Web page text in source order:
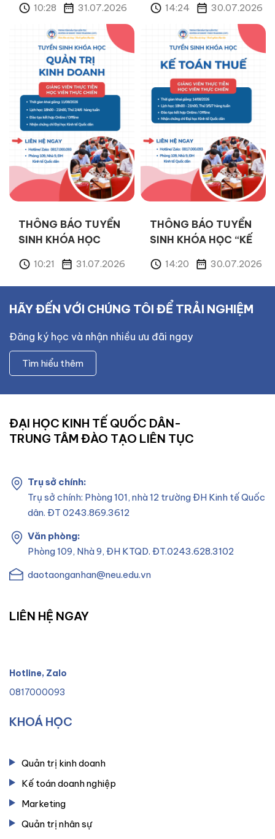
TÀI CHÍNH” THÁNG
08/2026
10:28 31.07.2026
THÔNG BÁO TUYỂN
SINH KHÓA HỌC
DOANH” THÁNG
08/2026
10:21 31.07.2026
TOÁN” THÁNG
08/2026
14:24 30.07.2026
THÔNG BÁO TUYỂN
SINH KHÓA HỌC “KẾ
08/2026
14:20 30.07.2026
HÃY ĐẾN VỚI CHÚNG TÔI ĐỂ TRẢI NGHIỆM
Đăng ký học và nhận nhiều ưu đãi ngay
Tìm hiểu thêm
ĐẠI HỌC KINH TẾ QUỐC DÂN-
TRUNG TÂM ĐÀO TẠO LIÊN TỤC
Trụ sở chính:
Trụ sở chính: Phòng 101, nhà 12 trường ĐH Kinh tế Quốc
dân. ĐT 0243.869.3612
Văn phòng:
Phòng 109, Nhà 9, ĐH KTQD. ĐT.0243.628.3102
daotaonganhan@neu.edu.vn
LIÊN HỆ NGAY
Hotline, Zalo
0817000093
KHOÁ HỌC
Quản trị kinh doanh
Kế toán doanh nghiệp
Marketing
Quản trị nhân sự